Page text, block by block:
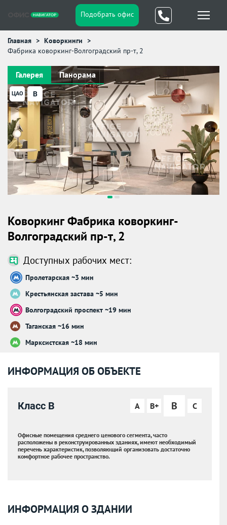
Подобрать офис
Главная
Коворкинги
Фабрика коворкинг-Волгоградский пр-т, 2
Галерея Панорама
ЦАО B
Коворкинг Фабрика коворкинг-
Волгоградский пр-т, 2
Доступных рабочих мест:
Пролетарская ~3 мин
Крестьянская застава ~5 мин
Волгоградский проспект ~19 мин
Таганская ~16 мин
Марксистская ~18 мин
ИНФОРМАЦИЯ ОБ ОБЪЕКТЕ
Класс B A B+ B C
Офисные помещения среднего ценового сегмента, часто
расположены в реконструированных зданиях, имеют необходимый
перечень характеристик, позволяющий организовать достаточно
комфортное рабочее пространство.
ИНФОРМАЦИЯ О ЗДАНИИ